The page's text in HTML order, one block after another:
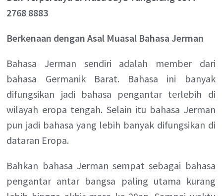
2768 8883
Berkenaan dengan Asal Muasal Bahasa Jerman
Bahasa Jerman sendiri adalah member dari
bahasa Germanik Barat. Bahasa ini banyak
difungsikan jadi bahasa pengantar terlebih di
wilayah eropa tengah. Selain itu bahasa Jerman
pun jadi bahasa yang lebih banyak difungsikan di
dataran Eropa.
Bahkan bahasa Jerman sempat sebagai bahasa
pengantar antar bangsa paling utama kurang